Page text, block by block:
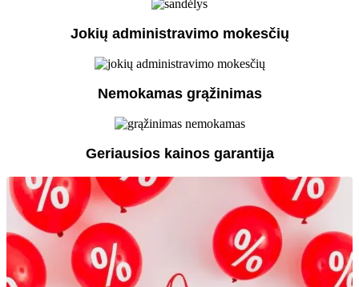
Jokių administravimo mokesčių
Nemokamas grąžinimas
Geriausios kainos garantija